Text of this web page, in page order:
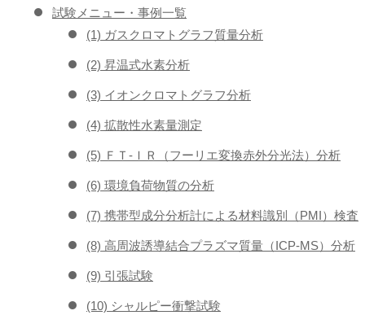
試験メニュー・事例一覧
(1) ガスクロマトグラフ質量分析
(2) 昇温式水素分析
(3) イオンクロマトグラフ分析
(4) 拡散性水素量測定
(5) ＦＴ-ＩＲ（フーリエ変換赤外分光法）分析
(6) 環境負荷物質の分析
(7) 携帯型成分分析計による材料識別（PMI）検査
(8) 高周波誘導結合プラズマ質量（ICP-MS）分析
(9) 引張試験
(10) シャルピー衝撃試験